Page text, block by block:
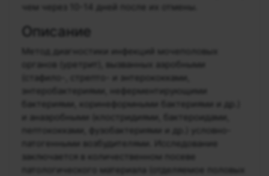
чем через 10-14 дней после их отмены.
Описание
органов (уретрит), вызванных аэробными
(стафило-, стрепто- и энтерококками,
энтеробактериями, неферментирующими
бактериями, коринеформными бактериями и др.)
и анаэробными (клостридиями, бактероидами,
пептококками, фузобактериями и др.) условно-
патогенными возбудителями. Исследование
заключается в количественном посеве
патологического материала (отделяемое половых